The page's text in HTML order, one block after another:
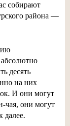
собирают
района —
десять
на них
И они могут
чая, они могут
далее.